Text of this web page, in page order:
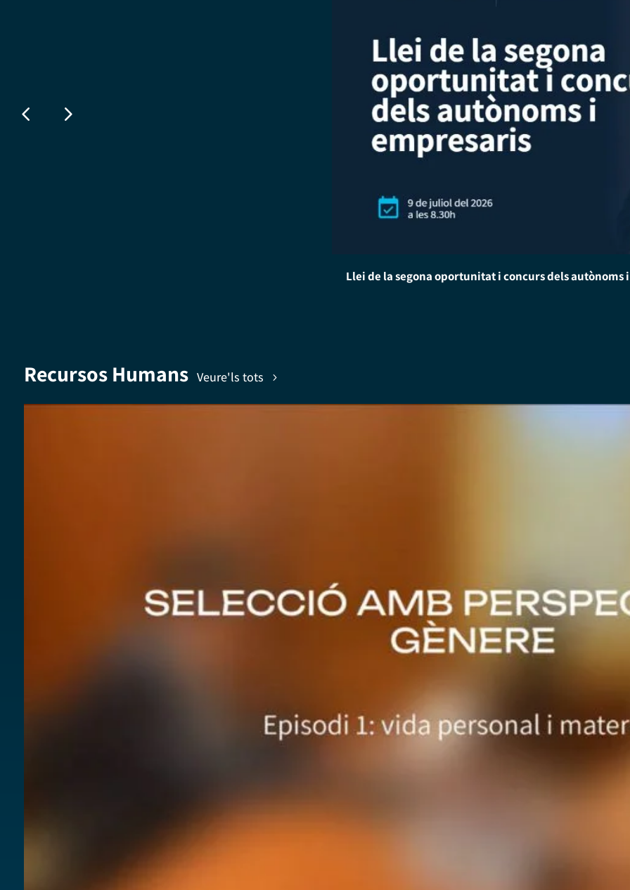
Llei de la segona oportunitat i concurs dels autònoms
Recursos Humans Veure'ls tots